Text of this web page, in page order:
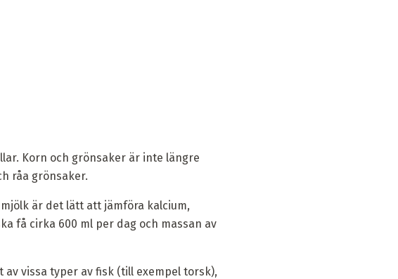
Korn och grönsaker är inte längre
råa grönsaker.
är det lätt att jämföra kalcium,
få cirka 600 ml per dag och massan av
vissa typer av fisk (till exempel torsk),